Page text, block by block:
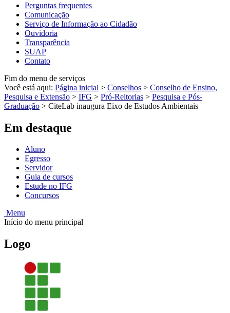
Perguntas frequentes
Comunicação
Serviço de Informação ao Cidadão
Ouvidoria
Transparência
SUAP
Contato
Fim do menu de serviços
Você está aqui: Página inicial > Conselhos > Conselho de Ensino,
Pesquisa e Extensão > IFG > Pró-Reitorias > Pesquisa e Pós-
Graduação > CiteLab inaugura Eixo de Estudos Ambientais
Em destaque
Aluno
Egresso
Servidor
Guia de cursos
Estude no IFG
Concursos
Menu
Início do menu principal
Logo